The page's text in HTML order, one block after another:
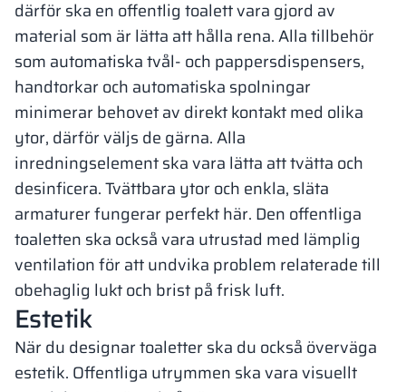
därför ska en offentlig toalett vara gjord av
material som är lätta att hålla rena. Alla tillbehör
som automatiska tvål- och pappersdispensers,
handtorkar och automatiska spolningar
minimerar behovet av direkt kontakt med olika
ytor, därför väljs de gärna. Alla
inredningselement ska vara lätta att tvätta och
desinficera. Tvättbara ytor och enkla, släta
armaturer fungerar perfekt här. Den offentliga
toaletten ska också vara utrustad med lämplig
ventilation för att undvika problem relaterade till
obehaglig lukt och brist på frisk luft.
Estetik
När du designar toaletter ska du också överväga
estetik. Offentliga utrymmen ska vara visuellt